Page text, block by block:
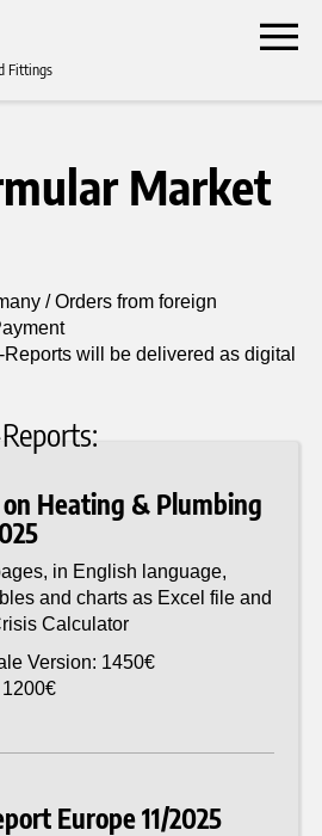
Fittings
Market
/ Orders from foreign
will be delivered as digital
Heating & Plumbing
in English language,
and charts as Excel file and
Calculator
Version: 1450€
Europe 11/2025